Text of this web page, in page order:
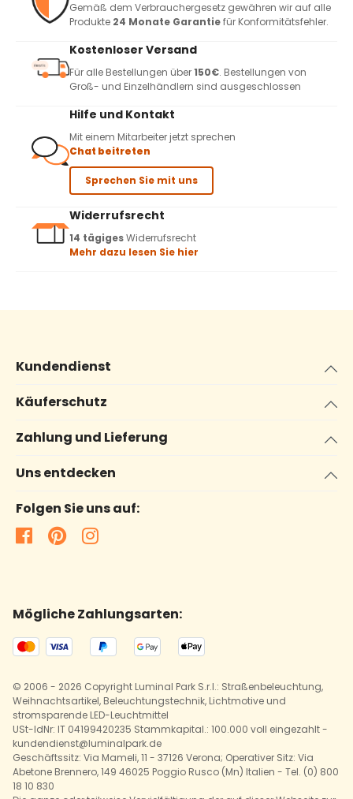
Gemäß dem Verbrauchergesetz gewähren wir auf alle
Produkte 24 Monate Garantiefür Konformitätsfehler.
Kostenloser Versand
Für alle Bestellungen über150€. Bestellungen von
Groß- und Einzelhändlern sind ausgeschlossen
Hilfe und Kontakt
Mit einem Mitarbeiter jetzt sprechen
Chat beitreten
Sprechen Sie mit uns
Widerrufsrecht
14 tägigesWiderrufsrecht
Mehr dazu lesen Sie hier
Kundendienst
Käuferschutz
Zahlung und Lieferung
Uns entdecken
Folgen Sie uns auf:
Mögliche Zahlungsarten:
© 2006 - 2026 Copyright Luminal Park S.r.l.: Straßenbeleuchtung,
Weihnachtsartikel, Beleuchtungstechnik, Lichtmotive und
stromsparende LED-Leuchtmittel
USt-IdNr: IT 04199420235 Stammkapital.: 100.000 voll eingezahlt -
kundendienst@luminalpark.de
Geschäftssitz: Via Mameli, 11 - 37126 Verona; Operativer Sitz: Via
Abetone Brennero, 149 46025 Poggio Rusco (Mn) Italien - Tel. (0) 800
18 10 830